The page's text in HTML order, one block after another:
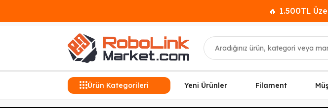
🔥 1.500TL
Ara
Ürün Kategorileri Yeni Ürünler Filament